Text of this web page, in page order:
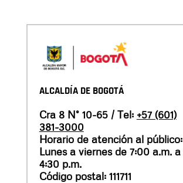
ALCALDÍA DE BOGOTÁ
Cra 8 N° 10-65 / Tel: +57 (601)
381-3000
Horario de atención al público:
Lunes a viernes de 7:00 a.m. a
4:30 p.m.
Código postal: 111711